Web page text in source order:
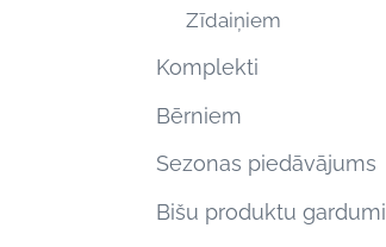
Zīdaiņiem
Komplekti
Bērniem
Sezonas piedāvājums
Bišu produktu gardumi